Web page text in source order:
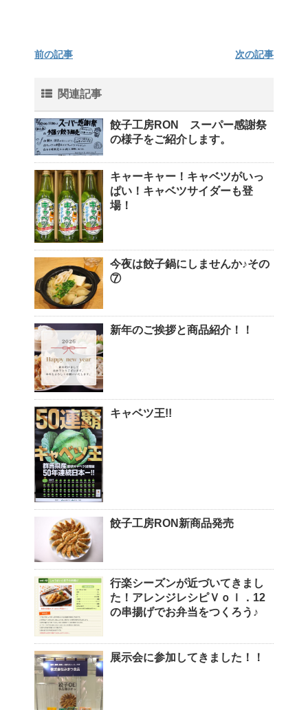
前の記事 次の記事
関連記事
餃子工房RON スーパー感謝祭
の様子をご紹介します。
キャーキャー！キャベツがいっ
ぱい！キャベツサイダーも登
場！
今夜は餃子鍋にしませんか♪その
⑦
新年のご挨拶と商品紹介！！
キャベツ王!!
餃子工房RON新商品発売
行楽シーズンが近づいてきまし
た！アレンジレシピＶｏｌ．12
の串揚げでお弁当をつくろう♪
展示会に参加してきました！！